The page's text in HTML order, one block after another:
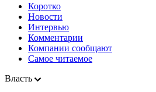
Коротко
Новости
Интервью
Комментарии
Компании сообщают
Самое читаемое
Власть